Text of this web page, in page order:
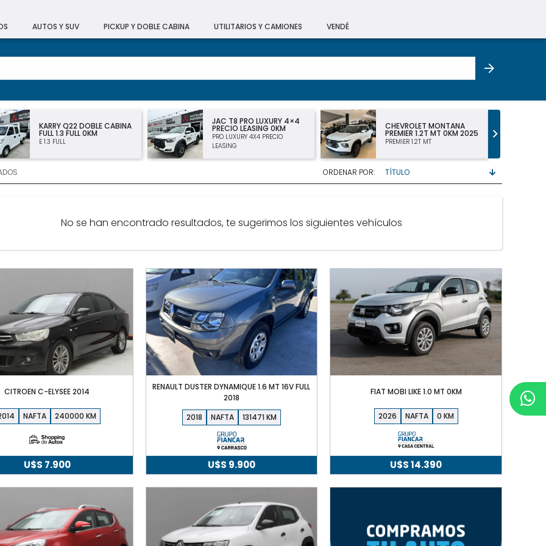
AUTOS Y SUV PICKUP Y DOBLE CABINA UTILITARIOS Y CAMIONES VENDÉ
KARRY Q22 DOBLE CABINA
FULL 1.3 FULL 0KM
E 1.3 FULL
JAC T8 PRO LUXURY 4×4
PRECIO LEASING 0KM
PRO LUXURY 4X4 PRECIO
LEASING
CHEVROLET MONTANA
PREMIER 1.2T MT 0KM 2025
PREMIER 1.2T MT
ORDENAR POR:
No se han encontrado resultados, te sugerimos los siguientes vehículos
CITROEN C-ELYSEE 2014
NAFTA 240000
U$S 7.900
RENAULT DUSTER DYNAMIQUE 1.6 MT 16V FULL
2018
2018
NAFTA 131471
U$S 9.900
FIAT MOBI LIKE 1.0 MT 0KM
2026 NAFTA 0
U$S14.390